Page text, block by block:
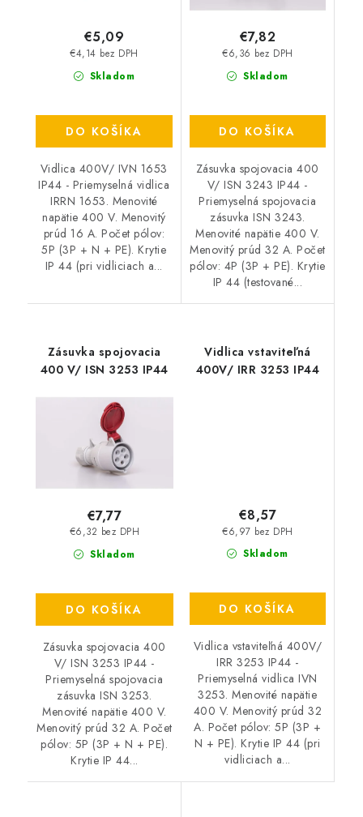
Skladom
€4,14 bez DPH
€5,09
DO KOŠÍKA
Vidlica 400V/ IVN 1653
IP44 - Priemyselná vidlica
IRRN 1653. Menovité
napätie 400 V. Menovitý
prúd 16 A. Počet pólov:
5P (3P + N + PE). Krytie
IP 44 (pri vidliciach a...
Skladom
€6,36 bez DPH
€7,82
DO KOŠÍKA
Zásuvka spojovacia 400
V/ ISN 3243 IP44 -
Priemyselná spojovacia
zásuvka ISN 3243.
Menovité napätie 400 V.
Menovitý prúd 32 A. Počet
pólov: 4P (3P + PE). Krytie
IP 44 (testované...
Zásuvka spojovacia
400 V/ ISN 3253 IP44
Skladom
€6,32 bez DPH
€7,77
DO KOŠÍKA
Zásuvka spojovacia 400
V/ ISN 3253 IP44 -
Priemyselná spojovacia
zásuvka ISN 3253.
Menovité napätie 400 V.
Menovitý prúd 32 A. Počet
pólov: 5P (3P + N + PE).
Krytie IP 44...
Vidlica vstaviteľná
400V/ IRR 3253 IP44
Skladom
€6,97 bez DPH
€8,57
DO KOŠÍKA
Vidlica vstaviteľná 400V/
IRR 3253 IP44 -
Priemyselná vidlica IVN
3253. Menovité napätie
400 V. Menovitý prúd 32
A. Počet pólov: 5P (3P +
N + PE). Krytie IP 44 (pri
vidliciach a...